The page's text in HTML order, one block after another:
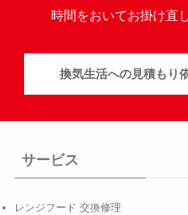
時間をおいてお掛け直
換気生活への見積もり
サービス
レンジフード 交換修理